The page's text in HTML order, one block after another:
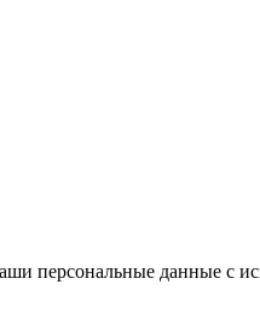
персональные данные с